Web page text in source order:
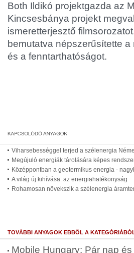
Both Ildikó projektgazda az
Kincsesbánya projekt
ismeretterjesztő
bemutatva népszerűsítette
és a fenntarthatóságot.
Viharsebességgel terjed a szélenergia
Megújuló energiák tárolására képes
Középpontban a geotermikus energia -
A világ új kihívása: az energiahatékonyság
Rohamosan növekszik a szélenergia
TOVÁBBI ANYAGOK EBBŐL A
Mobile Hungary: Pár nap